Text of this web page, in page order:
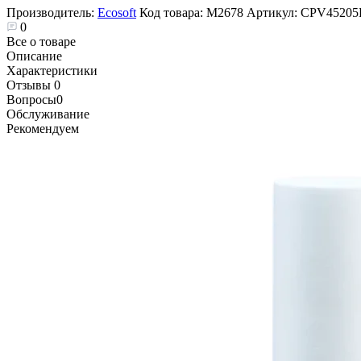
Производитель: Ecosoft Код товара: М2678 Артикул:
0
Все о товаре
Описание
Характеристики
Отзывы 0
Вопросы0
Обслуживание
Рекомендуем